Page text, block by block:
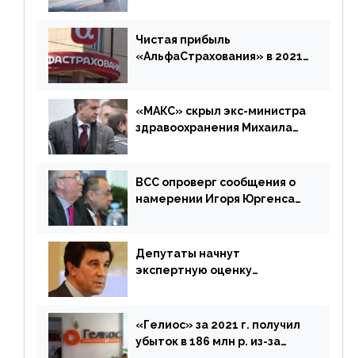
дублировать [дополнено]
Чистая прибыль
«АльфаСтрахования» в 2021
«МАКС» скрыл экс-министра
здравоохранения Михаила
ВСС опроверг сообщения о
намерении Игоря Юргенса
Депутаты начнут
экспертную оценку
«Гелиос» за 2021 г. получил
убыток в 186 млн р. из-за